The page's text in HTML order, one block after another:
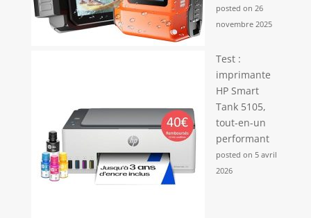
posted on 26
novembre 2025
Test :
imprimante
HP Smart
Tank 5105,
tout-en-un
performant
posted on 5 avril
2026